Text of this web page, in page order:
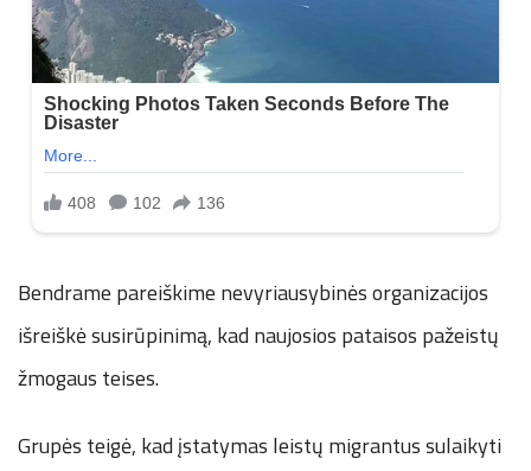
Bendrame pareiškime nevyriausybinės organizacijos
išreiškė susirūpinimą, kad naujosios pataisos pažeistų
žmogaus teises.
Grupės teigė, kad įstatymas leistų migrantus sulaikyti